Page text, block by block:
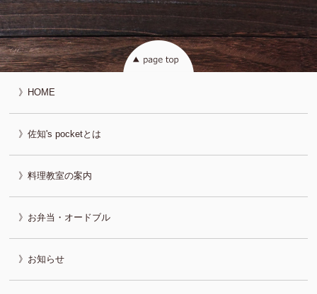
HOME
佐知's pocketとは
料理教室の案内
お弁当・オードブル
お知らせ